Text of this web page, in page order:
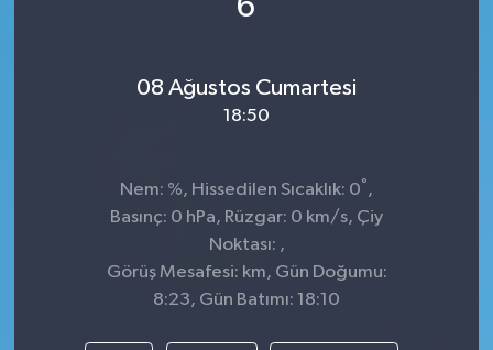
6
08 Ağustos Cumartesi
18:50
Nem: %, Hissedilen Sıcaklık: 0°,
Basınç: 0 hPa, Rüzgar: 0 km/s, Çiy
Noktası: ,
Görüş Mesafesi: km, Gün Doğumu:
8:23, Gün Batımı: 18:10